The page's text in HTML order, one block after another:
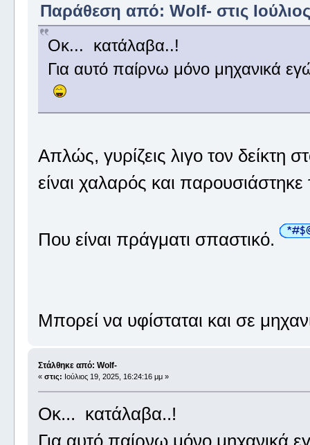
Παράθεση από: Wolf- στις
Οκ... κατάλαβα..!
Για αυτό παίρνω μόνο μηχανικά
Απλώς, γυρίζεις λιγο τον δείκτη
είναι χαλαρός και
Που είναι πράγματι σπαστικό.
Μπορεί να υφίσταται και σε
Στάλθηκε από: Wolf-
« στις: Ιούλιος 19, 2025, 16:24:16 μμ »
Οκ... κατάλαβα..!
Για αυτό παίρνω μόνο μηχανικά